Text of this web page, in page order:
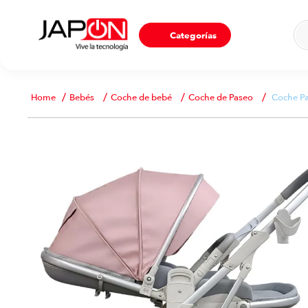
Categorías
Bebés Coche de bebé Coche de Paseo Coche